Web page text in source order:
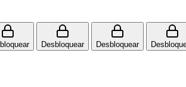
Desbloquear Desbloquear